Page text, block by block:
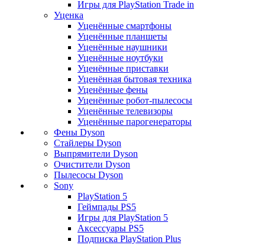
Игры для PlayStation Trade in
Уценка
Уценённые смартфоны
Уценённые планшеты
Уценённые наушники
Уценённые ноутбуки
Уценённые приставки
Уценённая бытовая техника
Уценённые фены
Уценённые робот-пылесосы
Уценённые телевизоры
Уценённые парогенераторы
Фены Dyson
Стайлеры Dyson
Выпрямители Dyson
Очистители Dyson
Пылесосы Dyson
Sony
PlayStation 5
Геймпады PS5
Игры для PlayStation 5
Аксессуары PS5
Подписка PlayStation Plus